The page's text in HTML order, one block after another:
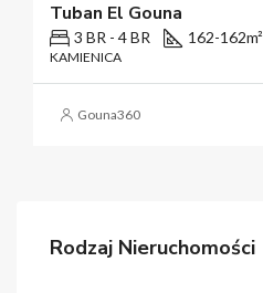
Tuban El Gouna
3 BR - 4 BR 162-162m²
KAMIENICA
Gouna360
Rodzaj Nieruchomości